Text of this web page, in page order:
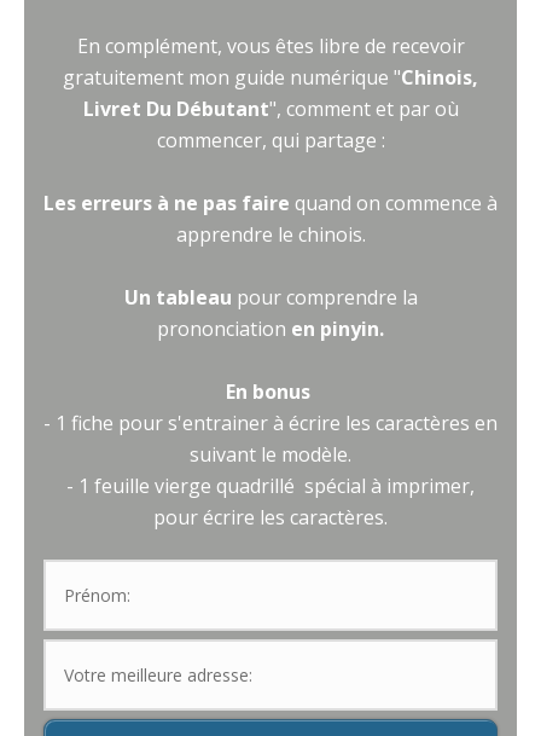
En complément, vous êtes libre de recevoir
gratuitement mon guide numérique "Chinois,
Livret Du Débutant", comment et par où
commencer, qui partage :
Les erreurs à ne pas faire quand on commence à
apprendre le chinois.
Un tableau pour comprendre la
prononciation en pinyin.
En bonus
- 1 fiche pour s'entrainer à écrire les caractères en
suivant le modèle.
- 1 feuille vierge quadrillé spécial à imprimer,
pour écrire les caractères.